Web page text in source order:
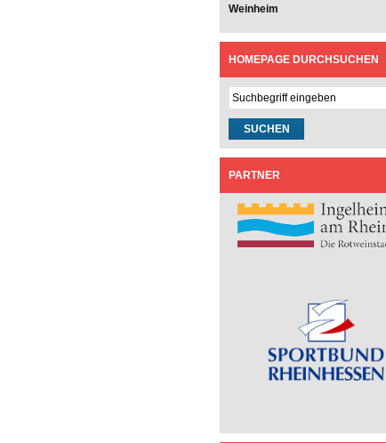
Weinheim
HOMEPAGE DURCHSUCHEN
PARTNER